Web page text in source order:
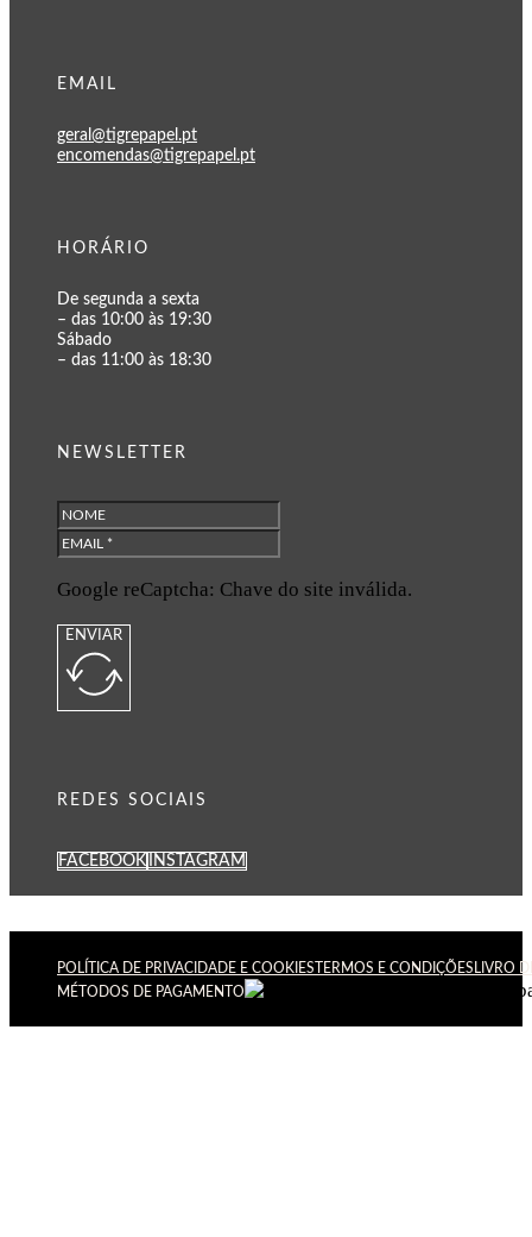
EMAIL
geral@tigrepapel.pt
encomendas@tigrepapel.pt
HORÁRIO
De segunda a sexta
– das 10:00 às 19:30
Sábado
– das 11:00 às 18:30
NEWSLETTER
Google reCaptcha: Chave do site inválida.
ENVIAR
REDES SOCIAIS
FACEBOOK INSTAGRAM
POLÍTICA DE PRIVACIDADE E COOKIES TERMOS E CONDIÇÕES LIVRO
MÉTODOS DE PAGAMENTO